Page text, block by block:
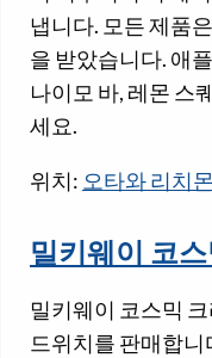
냅니다. 모든 제품
을 받았습니다. 애
나이모 바, 레몬 스
세요.
위치: 오타와 리치
밀키웨이 코
밀키웨이 코스믹
드위치를 ​​판매합